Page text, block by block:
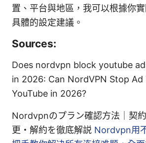
置、平台與地區，我可以根據你
具體的設定建議。
Sources:
Does nordvpn block youtube
in 2026: Can NordVPN Stop
YouTube in 2026?
Nordvpnのプラン確認方法｜契
更・解約を徹底解説 Nordvpn用